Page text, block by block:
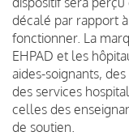
décalé par rapport
fonctionner. La
EHPAD et les
aides-soignants,
des services
celles des
de soutien.